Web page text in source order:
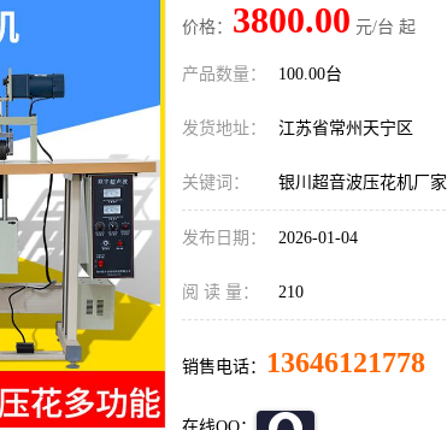
价格： 3800.00 元/台 起
产品数量： 100.00台
发货地址： 江苏省常州天宁区
关键词： 银川超音波压花机厂家
发布日期： 2026-01-04
阅 读 量： 210
销售电话： 13646121778